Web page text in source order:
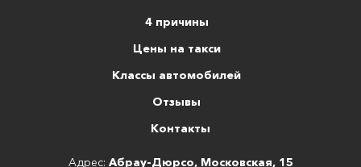
4 причины
Цены на такси
Классы автомобилей
Отзывы
Контакты
Адрес: Абрау-Дюрсо, Московская, 15